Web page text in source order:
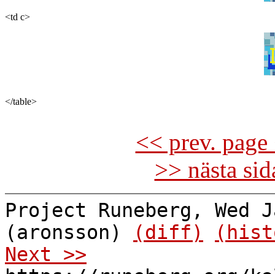
<td c>
</table>
<< prev.
>> nästa
Project Runeberg, Wed
(aronsson)
(diff)
Next >>